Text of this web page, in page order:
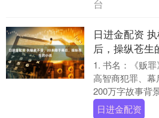
台
日进金配资
后，操纵苍生
1. 书名：《贩
高智商犯罪、
200万字故事背
都”统治的近未
日进金配资